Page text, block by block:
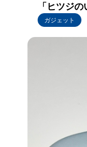
「ヒツジ
ガジェット